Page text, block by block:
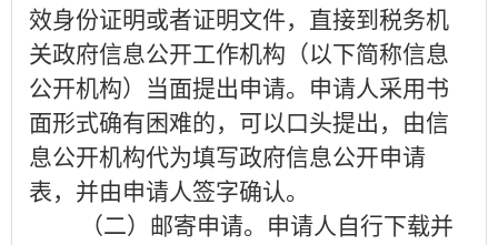
效身份证明或者证明文件，直接到税务机
关政府信息公开工作机构（以下简称信息
公开机构）当面提出申请。申请人采用书
面形式确有困难的，可以口头提出，由信
息公开机构代为填写政府信息公开申请
表，并由申请人签字确认。
（二）邮寄申请。 申请人自行下载并